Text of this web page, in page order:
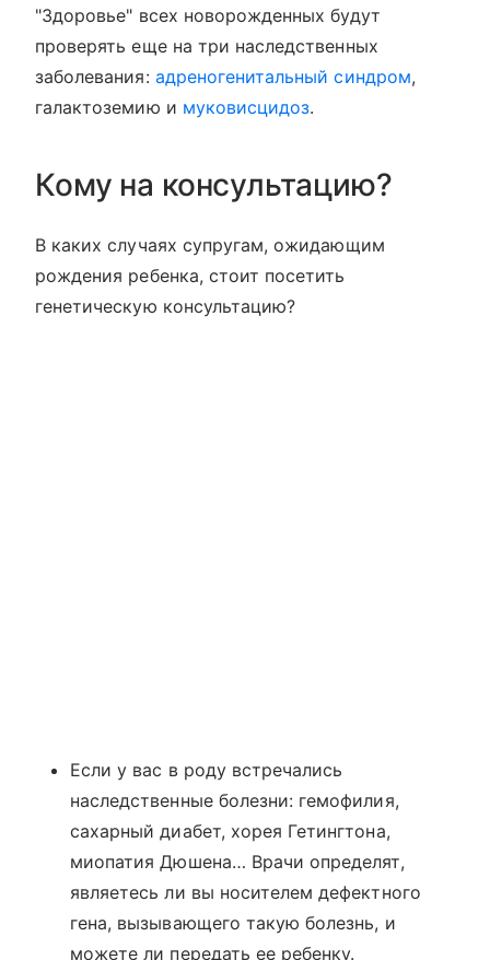
"Здоровье" всех новорожденных будут
проверять еще на три наследственных
заболевания: адреногенитальный синдром,
галактоземию и муковисцидоз.
Кому на консультацию?
В каких случаях супругам, ожидающим
рождения ребенка, стоит посетить
генетическую консультацию?
Если у вас в роду встречались
наследственные болезни: гемофилия,
сахарный диабет, хорея Гетингтона,
миопатия Дюшена… Врачи определят,
являетесь ли вы носителем дефектного
гена, вызывающего такую болезнь, и
можете ли передать ее ребенку.